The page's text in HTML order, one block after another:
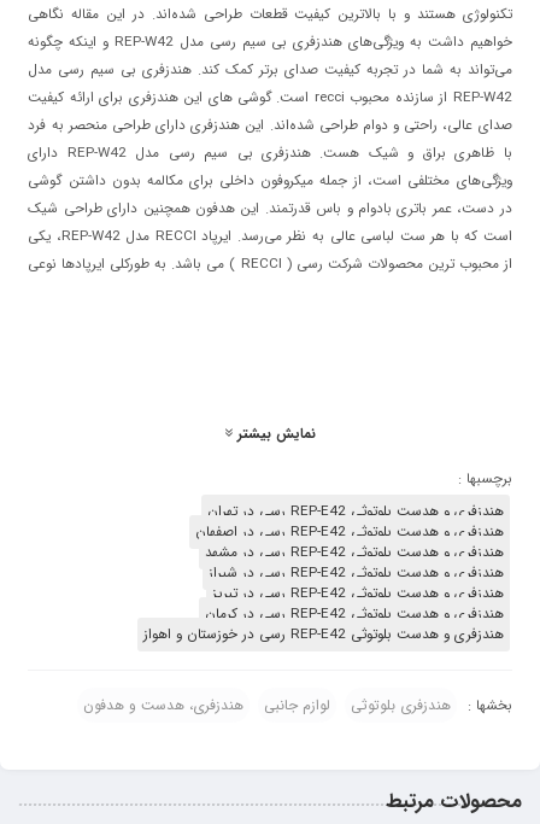
تکنولوژی هستند و با بالاترین کیفیت قطعات طراحی شده‌اند. در این مقاله نگاهی
خواهیم داشت به ویژگی‌های هندزفری بی سیم رسی مدل REP-W42 و اینکه چگونه
می‌تواند به شما در تجربه کیفیت صدای برتر کمک کند. هندزفری بی سیم رسی مدل
REP-W42 از سازنده محبوب recci است. گوشی های این هندزفری برای ارائه کیفیت
صدای عالی، راحتی و دوام طراحی شده‌اند. این هندزفری دارای طراحی منحصر به فرد
با ظاهری براق و شیک هست. هندزفری بی سیم رسی مدل REP-W42 دارای
ویژگی‌های مختلفی است، از جمله میکروفون داخلی برای مکالمه بدون داشتن گوشی
در دست، عمر باتری بادوام و باس قدرتمند. این هدفون همچنین دارای طراحی شیک
است که با هر ست لباسی عالی به نظر می‌رسد. ایرپاد RECCI مدل REP-W42، یکی
از محبوب ترین محصولات شرکت رسی ( RECCI ) می باشد. به طورکلی ایرپادها نوعی
مردم دارند. در ادامه مطالبی به منظور شناخت بیشتر یکی از مدل ایرپادهای موجود
تا کنون اگر تعریف شما از یک هدست بی سیم چیزی مانند ایرپاد اپل و محصولاتی
نمایش بیشتر
برچسبها :
هندزفری و هدست بلوتوثی REP-E42 رسی در تهران
هندزفری و هدست بلوتوثی REP-E42 رسی در اصفهان
هندزفری و هدست بلوتوثی REP-E42 رسی در مشهد
هندزفری و هدست بلوتوثی REP-E42 رسی در شیراز
هندزفری و هدست بلوتوثی REP-E42 رسی در تبریز
هندزفری و هدست بلوتوثی REP-E42 رسی در کرمان
هندزفری و هدست بلوتوثی REP-E42 رسی در خوزستان و اهواز
بخشها : هندزفری بلوتوثی لوازم جانبی هندزفری، هدست و هدفون
محصولات مرتبط